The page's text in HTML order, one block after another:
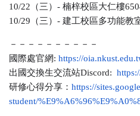
10/22（三）- 楠梓校區大仁樓
10/29（三）- 建工校區多功能教
－－－－－－－－－－
國際處官網: https://
出國交換生交流站Discord:
研修心得分享： https://
student/